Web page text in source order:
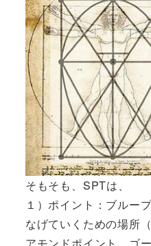
そもそも、SPTは、
１）ポイント：ブルー
なげていくための場所
アモンドポイント、ゴ